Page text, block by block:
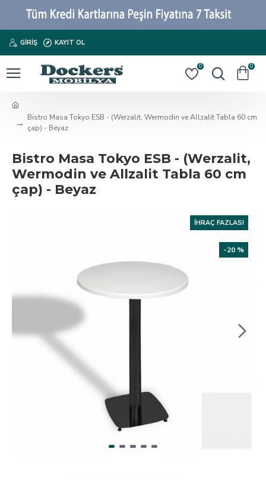
GIRIŞ KAYIT OL
0 0
Bistro Masa Tokyo ESB - (Werzalit, Wermodin ve Allzalit Tabla 60 cm
çap) - Beyaz
Bistro Masa Tokyo ESB - (Werzalit,
Wermodin ve Allzalit Tabla 60 cm
çap) - Beyaz
İHRAÇ FAZLASI
-20 %